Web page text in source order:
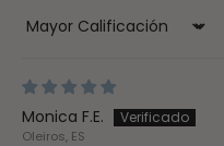
Sort by
Monica F.E.
Oleiros, ES